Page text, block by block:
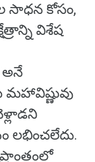
సాధన కోసం,
విశేష
అనే
లభించలేదు.